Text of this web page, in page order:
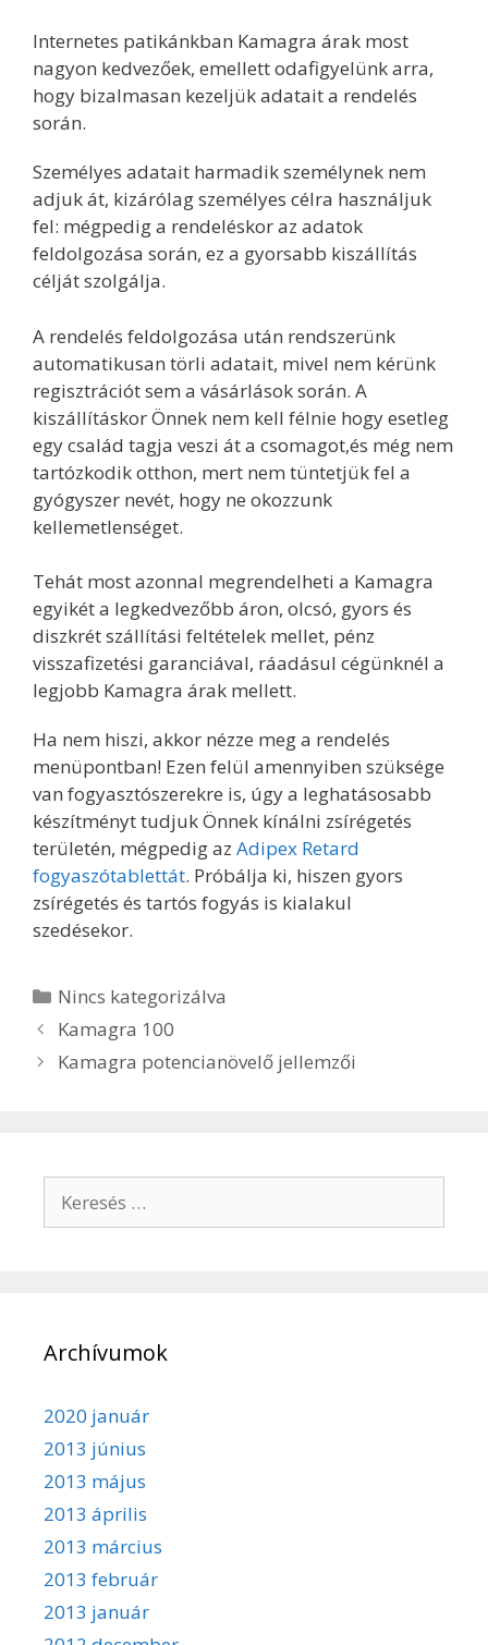
Internetes patikánkban Kamagra árak most
nagyon kedvezőek, emellett odafigyelünk arra,
hogy bizalmasan kezeljük adatait a rendelés
során.
Személyes adatait harmadik személynek nem
adjuk át, kizárólag személyes célra használjuk
fel: mégpedig a rendeléskor az adatok
feldolgozása során, ez a gyorsabb kiszállítás
célját szolgálja.
A rendelés feldolgozása után rendszerünk
automatikusan törli adatait, mivel nem kérünk
regisztrációt sem a vásárlások során. A
kiszállításkor Önnek nem kell félnie hogy esetleg
egy család tagja veszi át a csomagot,és még nem
tartózkodik otthon, mert nem tüntetjük fel a
gyógyszer nevét, hogy ne okozzunk
kellemetlenséget.
Tehát most azonnal megrendelheti a Kamagra
egyikét a legkedvezőbb áron, olcsó, gyors és
diszkrét szállítási feltételek mellet, pénz
visszafizetési garanciával, ráadásul cégünknél a
legjobb Kamagra árak mellett.
Ha nem hiszi, akkor nézze meg a rendelés
menüpontban! Ezen felül amennyiben szüksége
van fogyasztószerekre is, úgy a leghatásosabb
készítményt tudjuk Önnek kínálni zsírégetés
területén, mégpedig az Adipex Retard
fogyaszótablettát. Próbálja ki, hiszen gyors
zsírégetés és tartós fogyás is kialakul
szedésekor.
Kategória
Nincs kategorizálva
Bejegyzés
navigáció
Kamagra 100
Kamagra potencianövelő jellemzői
Archívumok
2020 január
2013 június
2013 május
2013 április
2013 március
2013 február
2013 január